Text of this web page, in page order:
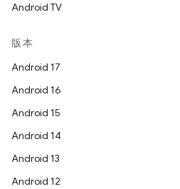
Android TV
版本
Android 17
Android 16
Android 15
Android 14
Android 13
Android 12